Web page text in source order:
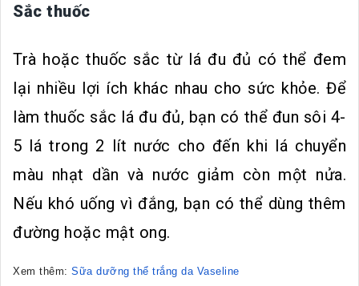
Sắc thuốc
Trà hoặc thuốc sắc từ lá đu đủ có thể đem
lại nhiều lợi ích khác nhau cho sức khỏe. Để
làm thuốc sắc lá đu đủ, bạn có thể đun sôi 4-
5 lá trong 2 lít nước cho đến khi lá chuyển
màu nhạt dần và nước giảm còn một nửa.
Nếu khó uống vì đắng, bạn có thể dùng thêm
đường hoặc mật ong.
Xem thêm: Sữa dưỡng thể trắng da Vaseline